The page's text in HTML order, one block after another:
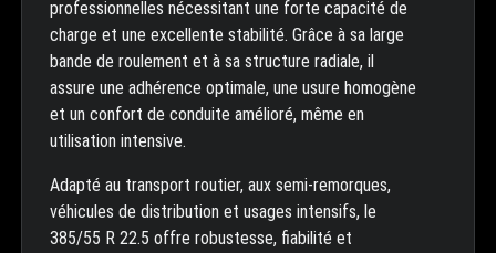
professionnelles nécessitant une forte capacité de
charge et une excellente stabilité. Grâce à sa large
bande de roulement et à sa structure radiale, il
assure une adhérence optimale, une usure homogène
et un confort de conduite amélioré, même en
utilisation intensive.
Adapté au transport routier, aux semi-remorques,
véhicules de distribution et usages intensifs, le
385/55 R 22.5 offre robustesse, fiabilité et